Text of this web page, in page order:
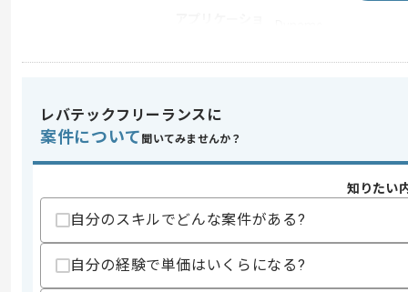
開発ツール
Redmine , Docker , Git
業務内容
担当領域/システ
スキル
求めるスキル
・JavaScriptの開発経験もしくは、それ
レバテックフリーランスに
案件について 聞いてみませんか？
知りたい
自分のスキルでどんな案件がある?
自分の経験で単価はいくらになる?